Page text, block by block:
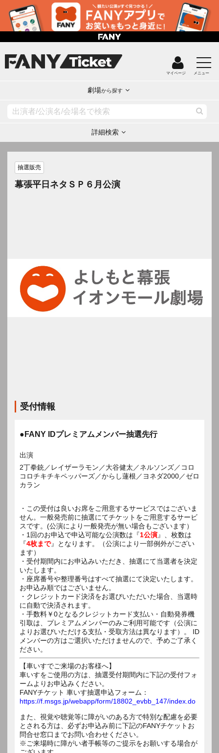
マイページ メニュー
劇場から探す
詳細検索
抽選販売
幕張平日ネタＳＰ６月公演
受付情報
●FANY IDプレミアムメンバー抽選先行
出演
2丁拳銃／レイザーラモン／大谷健太／ネルソンズ／コロ
コロチキチキペッパーズ／からし蓮根／ヨネダ2000／ゼロ
カラン
・この受付は良いお席をご用意するサービスではございま
せん。一般発売前に抽選にてチケットをご用意するサービ
スです。(公演により一般発売が無い場合もございます）
・1回のお申込で申込可能な公演数は『1公演』、枚数は
『4枚まで』となります。（公演により一部例外がござい
ます）
・受付期間内にお申込みいただき、抽選にて当選者を決定
いたします。
・座席番号や整理番号はすべて抽選にて決定いたします。
お申込み順ではございません。
・クレジットカード決済をお選びいただいた場合、当選時
に自動で決済されます。
・手数料￥0となるクレジットカード支払い・自動発券機
引取は、プレミアムメンバーのみご利用可能です（公演に
よりお選びいただける支払・受取方法は異なります）。 ID
メンバーの方はご選択いただけませんので、予めご了承く
ださい。
【車いすでご来場のお客様へ】
車いすをご使用の方は、抽選受付期間内に下記の受付フォ
ームよりお申込みください。
FANYチケット 車いす抽選申込フォーム：
https://f.msgs.jp/webapp/form/18802_evbb_147/index.do
また、視覚や聴覚等に障がいのある方で特別な配慮を必要
とされる方は、必ずお申込み前に下記のFANYチケットお
問合せ窓口までお問い合わせください。
※ご来場時に障がい者手帳等のご提示をお願いする場合が